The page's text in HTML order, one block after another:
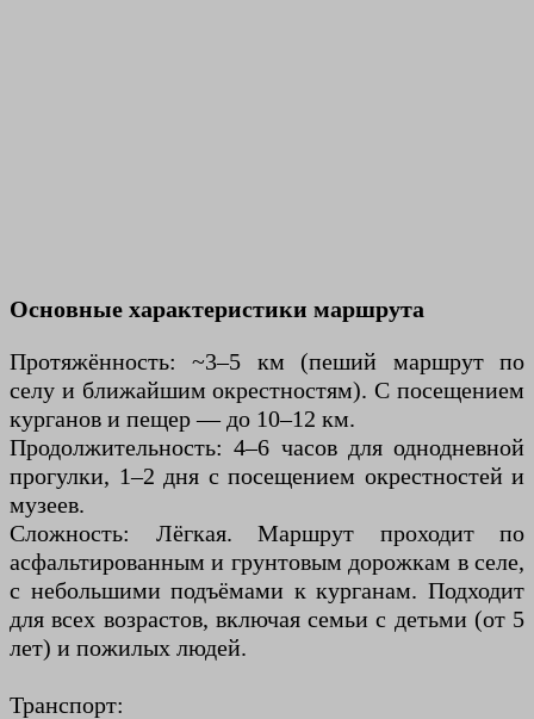
Основные характеристики маршрута
Протяжённость: ~3–5 км (пеший маршрут по
селу и ближайшим окрестностям). С посещением
курганов и пещер — до 10–12 км.
Продолжительность: 4–6 часов для однодневной
прогулки, 1–2 дня с посещением окрестностей и
музеев.
Сложность: Лёгкая. Маршрут проходит по
асфальтированным и грунтовым дорожкам в селе,
с небольшими подъёмами к курганам. Подходит
для всех возрастов, включая семьи с детьми (от 5
лет) и пожилых людей.
Транспорт: